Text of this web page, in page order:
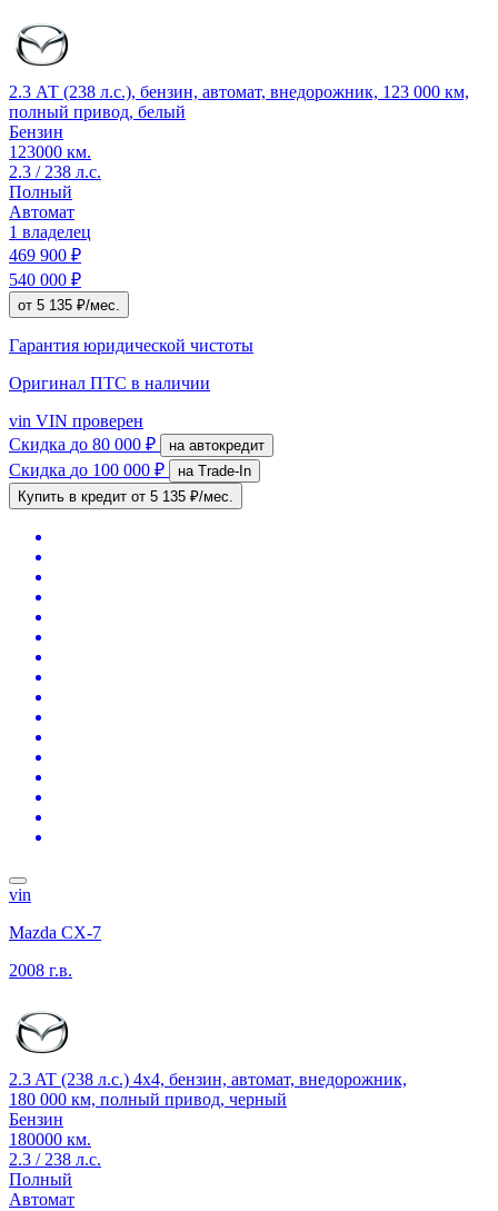
2.3 АТ (238 л.с.), бензин, автомат, внедорожник, 123 000 км,
полный привод, белый
Бензин
123000 км.
2.3 / 238 л.с.
Полный
Автомат
1 владелец
469 900 ₽
540 000 ₽
от 5 135 ₽/мес.
Гарантия юридической чистоты
Оригинал ПТС в наличии
vin VIN проверен
Скидка до 80 000 ₽ на автокредит
Скидка до 100 000 ₽
на Trade-In
Купить в кредит от 5 135 ₽/мес.
vin
Mazda CX-7
2008 г.в.
2.3 AT (238 л.с.) 4x4, бензин, автомат, внедорожник,
180 000 км, полный привод, черный
Бензин
180000 км.
2.3 / 238 л.с.
Полный
Автомат